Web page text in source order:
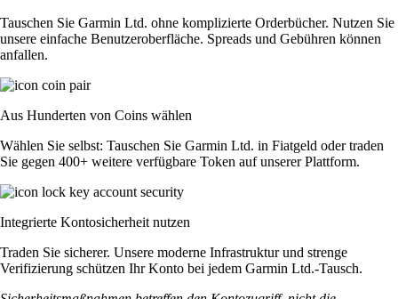
Tauschen Sie Garmin Ltd. ohne komplizierte Orderbücher. Nutzen Sie
unsere einfache Benutzeroberfläche. Spreads und Gebühren können
anfallen.
Aus Hunderten von Coins wählen
Wählen Sie selbst: Tauschen Sie Garmin Ltd. in Fiatgeld oder traden
Sie gegen 400+ weitere verfügbare Token auf unserer Plattform.
Integrierte Kontosicherheit nutzen
Traden Sie sicherer. Unsere moderne Infrastruktur und strenge
Verifizierung schützen Ihr Konto bei jedem Garmin Ltd.-Tausch.